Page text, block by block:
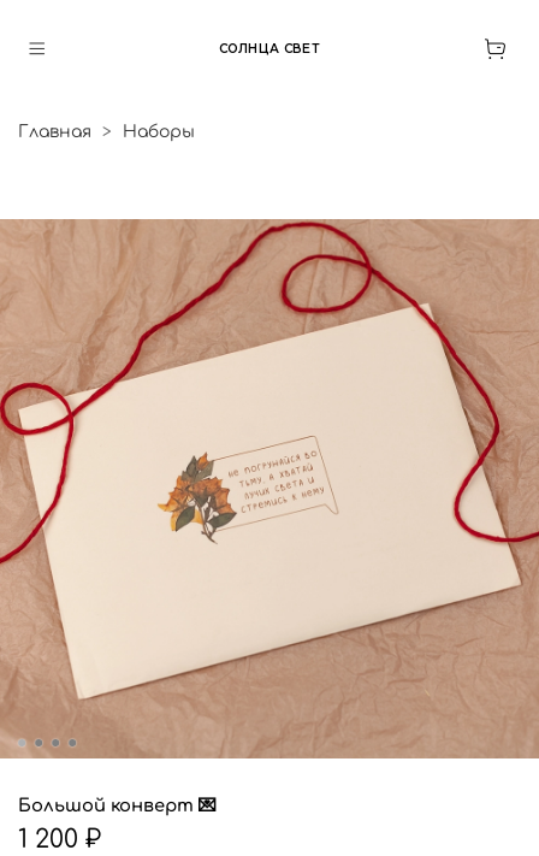
СОЛНЦА СВЕТ
Главная Наборы
Большой конверт 💌
1 200 ₽